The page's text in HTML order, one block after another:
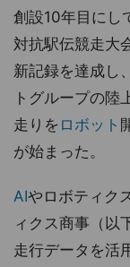
創設10年目にし
対抗駅伝競走大
新記録を達成し
トグループの陸
走りを ロボット
が始まった。
AIやロボティク
ィクス商事（以
走行データを活